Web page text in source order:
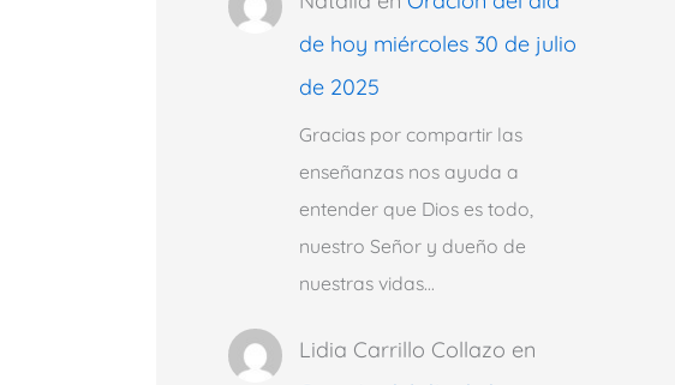
de hoy miércoles 30 de julio
de 2025
Gracias por compartir las
enseñanzas nos ayuda a
entender que Dios es todo,
nuestro Señor y dueño de
nuestras vidas…
Lidia Carrillo Collazo en